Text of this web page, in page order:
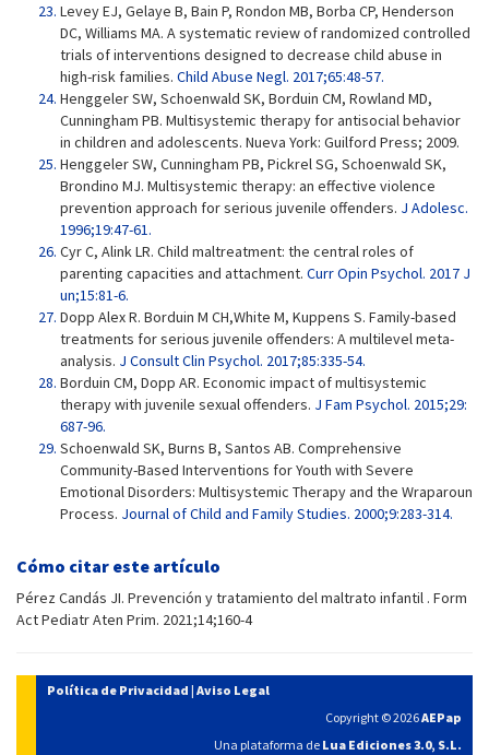
Levey EJ, Gelaye B, Bain P, Rondon MB, Borba CP, Henderson
DC, Williams MA. A systematic review of randomized controlled
trials of interventions designed to decrease child abuse in
high-risk families. Child Abuse Negl. 2017;65:48-57.
Henggeler SW, Schoenwald SK, Borduin CM, Rowland MD,
Cunningham PB. Multisystemic therapy for antisocial behavior
in children and adolescents. Nueva York: Guilford Press; 2009.
Henggeler SW, Cunningham PB, Pickrel SG, Schoenwald SK,
Brondino MJ. Multisystemic therapy: an effective violence
prevention approach for serious juvenile offenders. J Adolesc.
1996;19:47-61.
Cyr C, Alink LR. Child maltreatment: the central roles of
parenting capacities and attachment. Curr Opin Psychol. 2017 J
un;15:81-6.
Dopp Alex R. Borduin M CH,White M, Kuppens S. Family-based
treatments for serious juvenile offenders: A multilevel meta-
analysis. J Consult Clin Psychol. 2017;85:335-54.
Borduin CM, Dopp AR. Economic impact of multisystemic
therapy with juvenile sexual offenders. J Fam Psychol. 2015;29:
687-96.
Schoenwald SK, Burns B, Santos AB. Comprehensive
Community-Based Interventions for Youth with Severe
Emotional Disorders: Multisystemic Therapy and the Wraparoun
Process. Journal of Child and Family Studies. 2000;9:283-314.
Cómo citar este artículo
Pérez Candás JI. Prevención y tratamiento del maltrato infantil . Form
Act Pediatr Aten Prim. 2021;14;160-4
Política de Privacidad | Aviso Legal
Copyright © 2026AEPap
Una plataforma de Lua Ediciones 3.0, S.L.